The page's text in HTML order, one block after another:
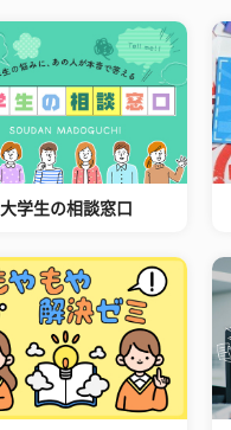
大学生の相談窓口